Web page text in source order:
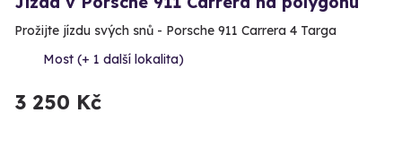
Prožijte jízdu svých snů - Porsche 911 Carrera 4 Targa
Most (+ 1 další lokalita)
3 250 Kč